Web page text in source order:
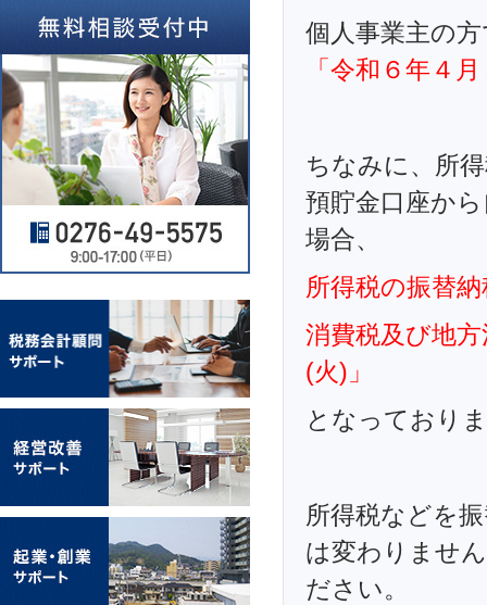
個人事業主の
「令和６年４
ちなみに、所
預貯金口座か
場合、
所得税の振替
消費税及び地
(火)」
となっており
所得税などを
は変わりませ
ださい。